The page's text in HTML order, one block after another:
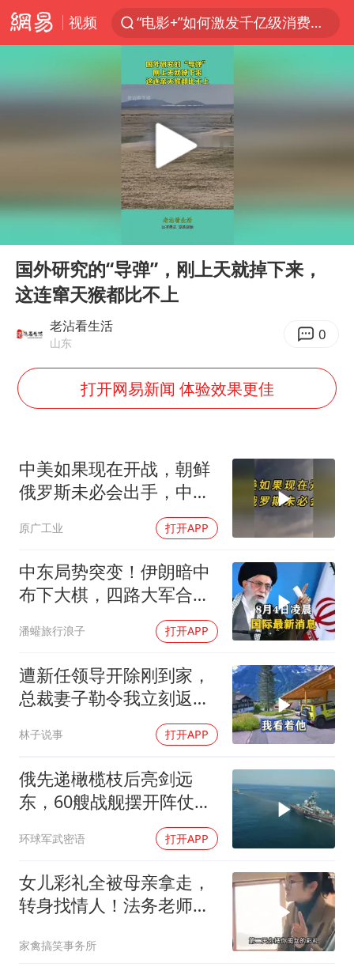
视频
“电影+”如何激发千亿级消费新活力？
38岁演员求职万岁山NPC成功
国乒男单横滨冠军赛全军覆没
四川宜宾高县4.9级地震致1死
秋天的第一杯奶茶到底有多火
百花奖开幕式
胡彦斌韩磊 谁帮谁
我国外贸延续良好增长态势
“新疆阿勒泰八月能滑雪”不实
女儿为争财产堵门阻挠父亲出殡
夯实基础开新局
Play
国外研究的“导弹”，刚上天就掉下来，
这连窜天猴都比不上
老沾看生活
山东 0
打开网易新闻 体验效果更佳
中美如果现在开战，朝鲜
俄罗斯未必会出手，中国
原广工业 打开APP
中东局势突变！伊朗暗中
布下大棋，四路大军合
围，特朗普面临死局
潘蠸旅行浪子 打开APP
遭新任领导开除刚到家，
总裁妻子勒令我立刻返
岗，我直言她无权命令我
林子说事 打开APP
俄先递橄榄枝后亮剑远
东，60艘战舰摆开阵仗，
日本敢动北方四岛？
环球军武密语 打开APP
女儿彩礼全被母亲拿走，
转身找情人！法务老师硬
家禽搞笑事务所